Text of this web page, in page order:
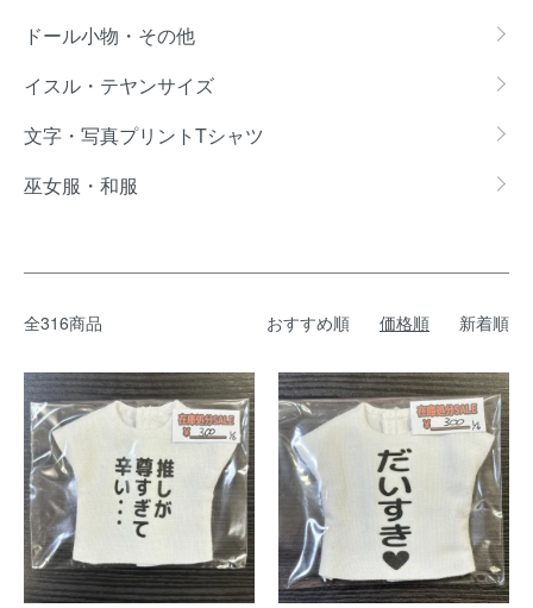
ドール小物・その他
イスル・テヤンサイズ
文字・写真プリントTシャツ
巫女服・和服
全316商品 おすすめ順 価格順 新着順